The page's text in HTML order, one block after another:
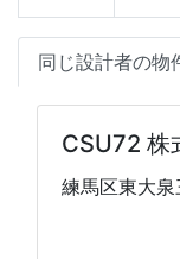
同じ設計者の物
CSU72
練馬区東大